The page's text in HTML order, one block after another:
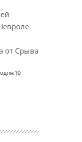
от Срыва